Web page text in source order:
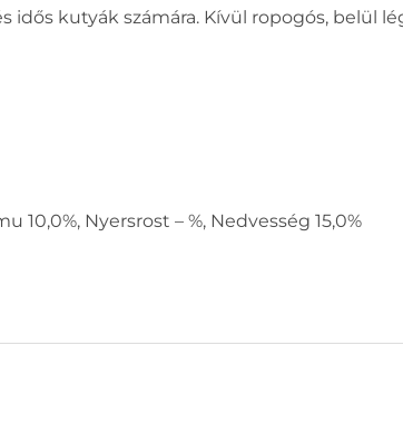
kutyák számára. Kívül ropogós, belül
10,0%, Nyersrost – %, Nedvesség 15,0%